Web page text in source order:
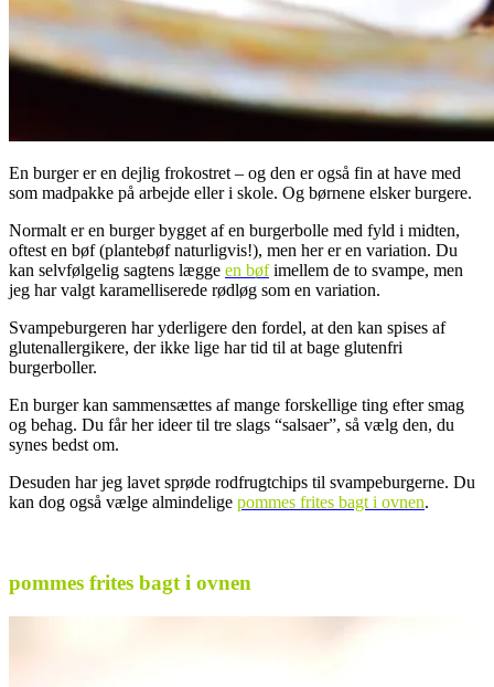
En burger er en dejlig frokostret – og den er også fin at have med
som madpakke på arbejde eller i skole. Og børnene elsker burgere.
Normalt er en burger bygget af en burgerbolle med fyld i midten,
oftest en bøf (plantebøf naturligvis!), men her er en variation. Du
kan selvfølgelig sagtens lægge en bøfimellem de to svampe, men
jeg har valgt karamelliserede rødløg som en variation.
Svampeburgeren har yderligere den fordel, at den kan spises af
glutenallergikere, der ikke lige har tid til at bage glutenfri
burgerboller.
En burger kan sammensættes af mange forskellige ting efter smag
og behag. Du får her ideer til tre slags “salsaer”, så vælg den, du
synes bedst om.
Desuden har jeg lavet sprøde rodfrugtchips til svampeburgerne. Du
kan dog også vælge almindelige pommes frites bagt i ovnen.
pommes frites bagt i ovnen